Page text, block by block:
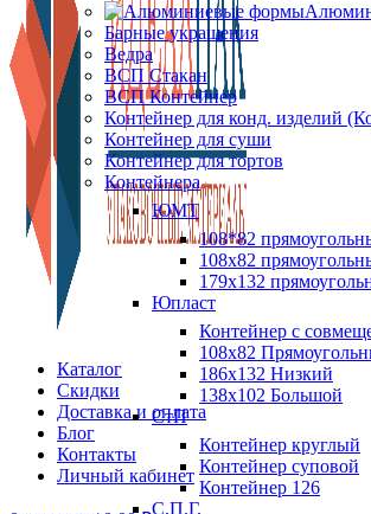
Каталог
Скидки
Доставка и оплата
Блог
Контакты
Личный кабинет
Барные украшения
Ведра
ВСП Стакан
ВСП Контейнер
Контейнер для конд. изделий
Контейнер для суши
Контейнер для тортов
Контейнера
ЮМТ
108*82
108х82
179х132
Юпласт
Контейнер с
108х82
186х132 Низкий
138х102 Большой
СтП
Контейнер круглый
Контейнер суповой
Контейнер 126
С.П.Г.